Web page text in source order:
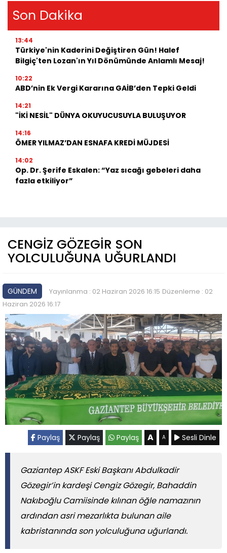
Son Dakika
13:44
Türkiye'nin Kaderini Değiştiren Gün! Halef
Bilgiç'ten Lozan'ın Yıl Dönümünde Anlamlı Mesaj!
10:22
ABD’nin Ek Vergi Kararına GAİB’den Tepki Geldi
14:21
"İKİ NESİL" DÜNYA OKUYUCUSUYLA BULUŞUYOR
14:16
ÖMER YILMAZ’DAN ESNAFA KREDİ MÜJDESİ
14:02
Op. Dr. Şerife Eskalen: “Yaz sıcağı gebeleri daha
fazla etkiliyor”
CENGİZ GÖZEGİR SON
YOLCULUĞUNA UĞURLANDI
GÜNDEM Yayınlanma : 02 Haziran 2026 16:15 Düzenleme : 02
Haziran 2026 16:17
Paylaş Paylaş Paylaş A A Sesli Dinle
Gaziantep ASKF Eski Başkanı Abdulkadir
Gözegir’in kardeşi Cengiz Gözegir, Bahaddin
Nakıboğlu Camiisinde kılınan öğle namazının
ardından asri mezarlıkta bulunan aile
kabristanında son yolculuğuna uğurlandı.